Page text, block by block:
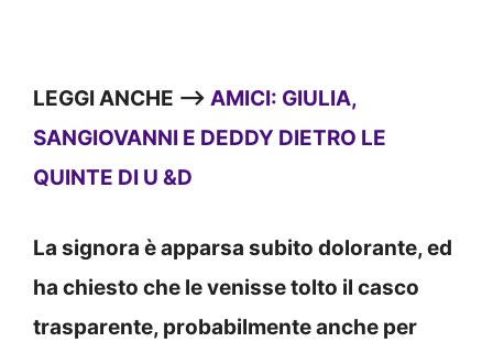
LEGGI ANCHE —> AMICI: GIULIA,
SANGIOVANNI E DEDDY DIETRO LE
QUINTE DI U &D
La signora è apparsa subito dolorante, ed
ha chiesto che le venisse tolto il casco
trasparente, probabilmente anche per